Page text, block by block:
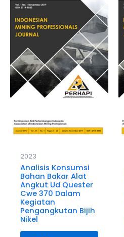
2023
Analisis Konsumsi
Bahan Bakar Alat
Angkut Ud Quester
Cwe 370 Dalam
Kegiatan
Pengangkutan Bijih
Nikel